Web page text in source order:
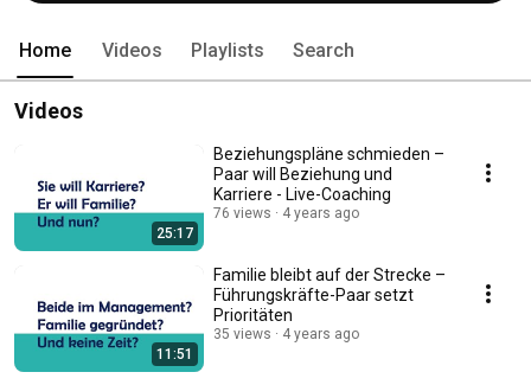
Home Videos Playlists Search
Videos
25:17
Beziehungspläne schmieden –
Paar will Beziehung und
Karriere - Live-Coaching
76 views 4 years ago
11:51
Familie bleibt auf der Strecke –
Führungskräfte-Paar setzt
Prioritäten
35 views 4 years ago